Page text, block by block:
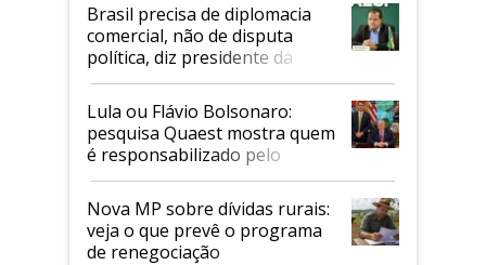
Brasil precisa de diplomacia
comercial, não de disputa
política, diz presidente da
Faesp
Lula ou Flávio Bolsonaro:
pesquisa Quaest mostra quem
é responsabilizado pelo
tarifaço dos EUA
Nova MP sobre dívidas rurais:
veja o que prevê o programa
de renegociação